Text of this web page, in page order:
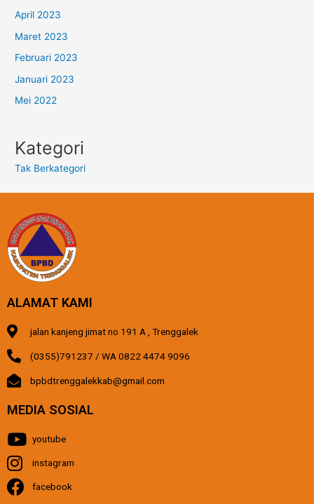
April 2023
Maret 2023
Februari 2023
Januari 2023
Mei 2022
Kategori
Tak Berkategori
ALAMAT KAMI
jalan kanjeng jimat no 191 A , Trenggalek
(0355)791237 / WA 0822 4474 9096
bpbdtrenggalekkab@gmail.com
MEDIA SOSIAL
youtube
instagram
facebook